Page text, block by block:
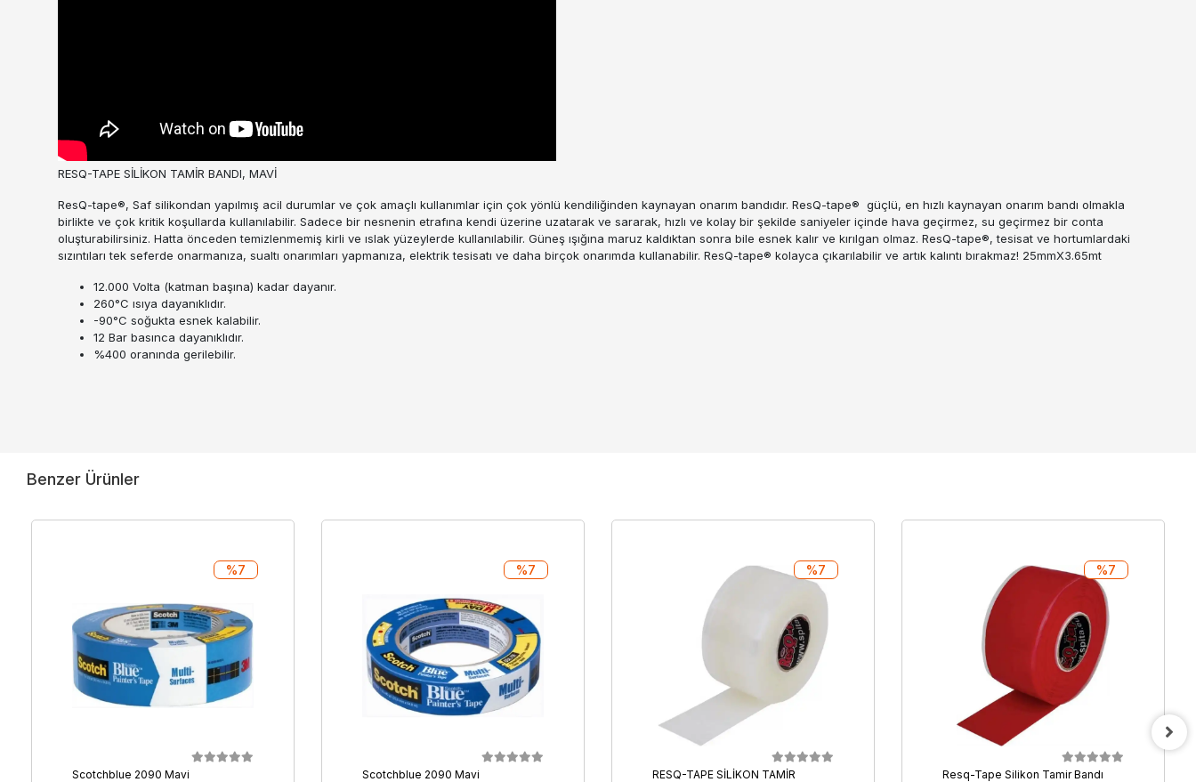
RESQ-TAPE SİLİKON TAMİR BANDI, MAVİ
ResQ-tape®, Saf silikondan yapılmış acil durumlar ve çok amaçlı kullanımlar için çok yönlü kendiliğinden kaynayan onarım bandıdır. ResQ-tape® güçlü, en hızlı kaynayan onarım bandı olmakla
birlikte ve çok kritik koşullarda kullanılabilir. Sadece bir nesnenin etrafına kendi üzerine uzatarak ve sararak, hızlı ve kolay bir şekilde saniyeler içinde hava geçirmez, su geçirmez bir conta
oluşturabilirsiniz. Hatta önceden temizlenmemiş kirli ve ıslak yüzeylerde kullanılabilir. Güneş ışığına maruz kaldıktan sonra bile esnek kalır ve kırılgan olmaz. ResQ-tape®, tesisat ve hortumlardaki
sızıntıları tek seferde onarmanıza, sualtı onarımları yapmanıza, elektrik tesisatı ve daha birçok onarımda kullanabilir. ResQ-tape® kolayca çıkarılabilir ve artık kalıntı bırakmaz! 25mmX3.65mt
12.000 Volta (katman başına) kadar dayanır.
260°C ısıya dayanıklıdır.
-90°C soğukta esnek kalabilir.
12 Bar basınca dayanıklıdır.
%400 oranında gerilebilir.
Benzer Ürünler
Scotchblue 2090 Mavi
%7
Scotchblue 2090 Mavi
%7
RESQ-TAPE SİLİKON TAMİR
%7
Resq-Tape Silikon Tamir Bandı
%7